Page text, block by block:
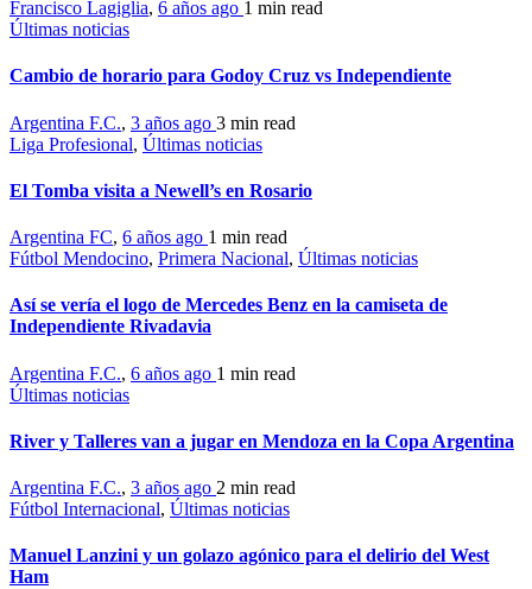
Francisco Lagiglia, 6 años ago 1 min read
Últimas noticias
Cambio de horario para Godoy Cruz vs Independiente
Argentina F.C., 3 años ago 3 min read
Liga Profesional, Últimas noticias
El Tomba visita a Newell’s en Rosario
Argentina FC, 6 años ago 1 min read
Fútbol Mendocino, Primera Nacional, Últimas noticias
Así se vería el logo de Mercedes Benz en la camiseta de
Independiente Rivadavia
Argentina F.C., 6 años ago 1 min read
Últimas noticias
River y Talleres van a jugar en Mendoza en la Copa Argentina
Argentina F.C., 3 años ago 2 min read
Fútbol Internacional, Últimas noticias
Manuel Lanzini y un golazo agónico para el delirio del West
Ham